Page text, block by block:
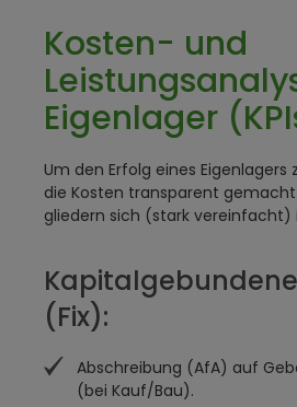
Kosten- und
Eigenlager
Um den Erfolg eines Eigenlagers
die Kosten transparent gemacht
gliedern sich (stark vereinfacht)
(Fix):
Abschreibung (AfA) auf
(bei Kauf/Bau).